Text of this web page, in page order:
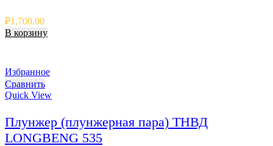
₽1,700.00
В корзину
Избранное
Сравнить
Quick View
Плунжер (плунжерная пара) ТНВД
LONGBENG 535